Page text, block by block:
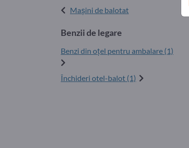
Maşini de balotat
Benzii de legare
Benzi din oţel pentru ambalare (1)
Închideri otel-balot (1)